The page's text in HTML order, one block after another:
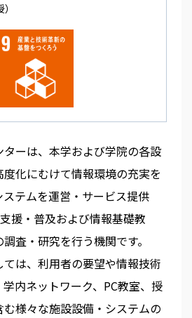
ーは、本学および学院の各設
化にむけて情報環境の充実を
テムを運営・サービス提供
援・普及および情報基礎教
査・研究を行う機関です。
は、利用者の要望や情報技術
内ネットワーク、PC教室、授
様々な施設設備・システムの